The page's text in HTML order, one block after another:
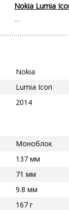
Nokia Lumia
--
Nokia
Lumia Icon
2014
Моноблок
137 мм
71 мм
9.8 мм
167 г